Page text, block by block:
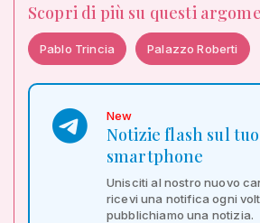
Scopri di più su questi
Pablo Trincia Palazzo Roberti
New
Notizie flash sul tuo
smartphone
Unisciti al nostro nuovo
ricevi una notifica ogni
pubblichiamo una notizia.